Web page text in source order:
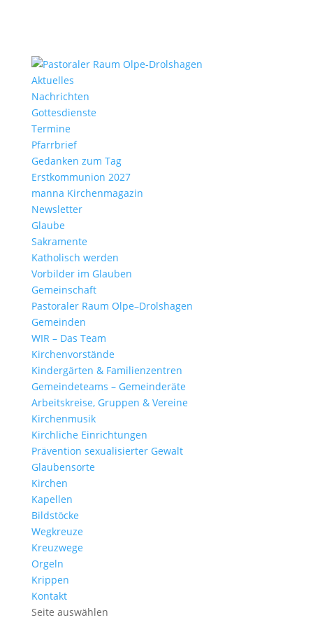
Aktu­elles
Nach­richten
Gottes­dienste
Termine
Pfarr­brief
Gedanken zum Tag
Erst­kom­mu­nion 2027
manna Kirchen­ma­gazin
News­letter
Glaube
Sakra­mente
Katho­lisch werden
Vorbilder im Glauben
Gemein­schaft
Pasto­raler Raum Olpe–Drolshagen
Gemeinden
WIR – Das Team
Kirchen­vor­stände
Kinder­gärten & Familienzentren
Gemein­de­teams – Gemeinderäte
Arbeits­kreise, Gruppen & Vereine
Kirchen­musik
Kirch­liche Einrichtungen
Präven­tion sexua­li­sierter Gewalt
Glau­ben­s­orte
Kirchen
Kapellen
Bild­stöcke
Wegkreuze
Kreuz­wege
Orgeln
Krippen
Kontakt
Seite auswählen